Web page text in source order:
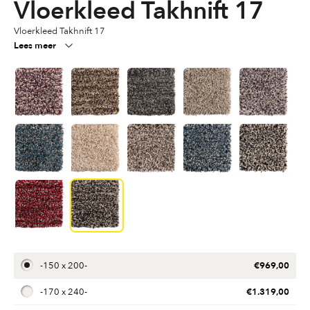
Vloerkleed Takhnift 17
Vloerkleed Takhnift 17
Lees meer
-150 x 200- €969,00
-170 x 240- €1.319,00